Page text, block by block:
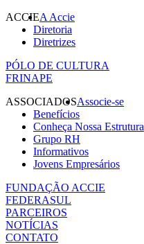
ACCIEA Accie
Diretoria
Diretrizes
PÓLO DE CULTURA
FRINAPE
ASSOCIADOSAssocie-se
Benefícios
Conheça Nossa Estrutura
Grupo RH
Informativos
Jovens Empresários
FUNDAÇÃO ACCIE
FEDERASUL
PARCEIROS
NOTÍCIAS
CONTATO